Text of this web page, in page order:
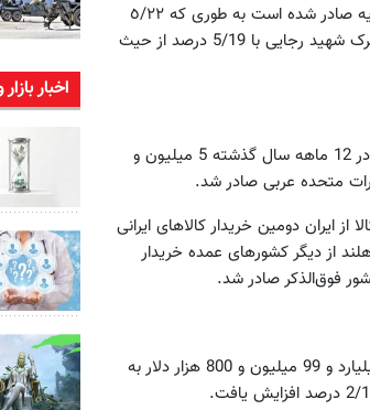
در این مدت بیشترین میزان کالا به لحاظ ارزش از طریق گمرک منطقه ویژه عسلویه صادر شده است به طوری که ٥/٢٢
درصد از ارزش کل صادرات از این گمرک به خارج از کشور صادر شد. پس از آن گمرک شهید رجایی با 5/19 درصد از حیث
بیشترین میزان صادرات در این مدت به کشور امارات متحده عربی صورت گرفت. در 12 ماهه سال گذشته 5 میلیون و
واردات یک میلیارد و 723 میلیون و 600 هزار دلار کالا از ایران دومین خریدار کالاهای ایرانی
از دیگر کشورهای عمده خریدار
سال گذشته 7 میلیون و 147 هزار و 900 تن انواع کالاهای صنعتی به ارزش 5 میلیارد و 99 میلیون و 800 هزار دلار به
اخبار